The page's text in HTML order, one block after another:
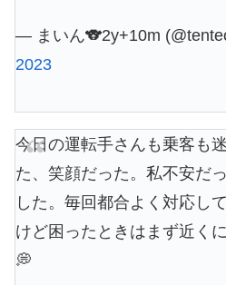
— まいん🐨2y+10m
2023
今日の運転手さんも乗客も
た、笑顔だった。私不安だ
した。毎回都合よく対応し
けど困ったときはまず近く
💭